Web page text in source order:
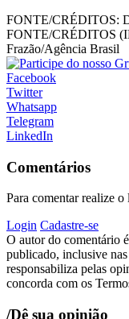
FONTE/CRÉDITOS:
FONTE/CRÉDITOS
Frazão/Agência Brasil
Facebook
Twitter
Whatsapp
Telegram
LinkedIn
Comentários
Para comentar realize
Login Cadastre-se
O autor do comentário
publicado, inclusive
responsabiliza pelas
concorda com os
/Dê sua opinião